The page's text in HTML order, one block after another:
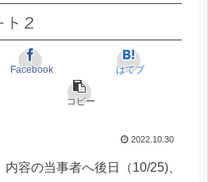
２
Facebook はてブ
コピー
2022.10.30
容の当事者へ後日（10/25)、